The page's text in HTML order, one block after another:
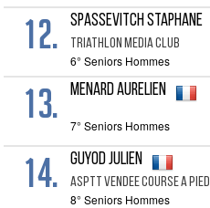
12. SPASSEVITCH Staphane
Triathlon Media Club
6° Seniors Hommes
13. MENARD Aurelien
7° Seniors Hommes
14. GUYOD Julien
Asptt Vendee Course A Pied
8° Seniors Hommes